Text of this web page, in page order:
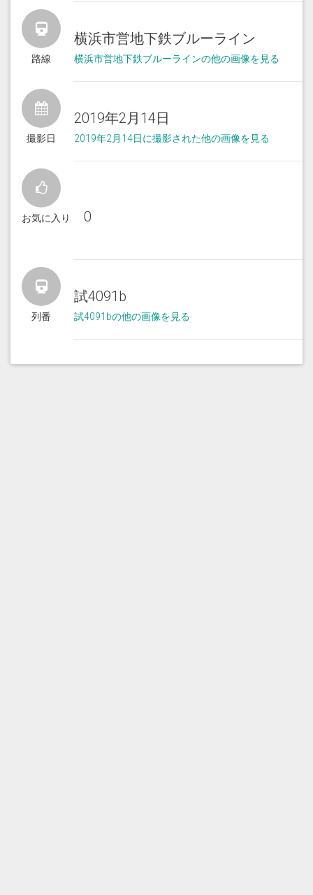
路線
横浜市営地下鉄ブルーライン
横浜市営地下鉄ブルーラインの他の画像を見る
撮影日
2019年2月14日
2019年2月14日に撮影された他の画像を見る
お気に入り 0
列番
試4091b
試4091bの他の画像を見る